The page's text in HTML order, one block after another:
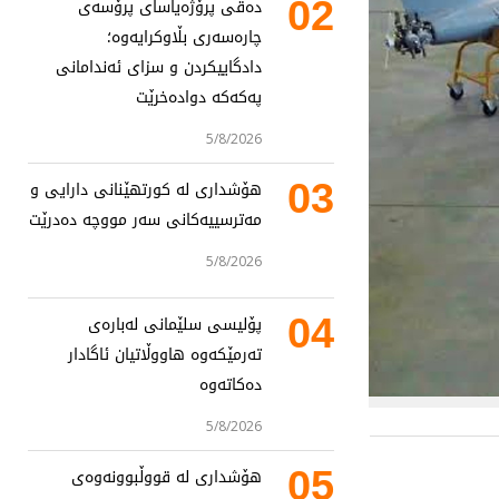
02
دەقی پرۆژەیاسای پرۆسەی
چارەسەری بڵاوکرایەوە؛
دادگاییکردن و سزای ئەندامانی
پەکەکە دوادەخرێت
5/8/2026
03
هۆشداری لە کورتهێنانی دارایی و
مەترسییەکانی سەر مووچە دەدرێت
5/8/2026
04
پۆلیسی سلێمانی لەبارەی
تەرمێکەوە هاووڵاتیان ئاگادار
دەکاتەوە
5/8/2026
05
هۆشداری لە قووڵبوونەوەی